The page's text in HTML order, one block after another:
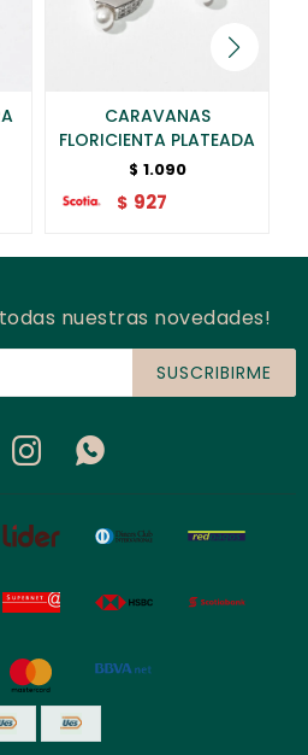
CARAVANAS
FLORICIENTA PLATEADA
$ 1.090
$ 927
nuestras novedades!
SUSCRIBIRME
 